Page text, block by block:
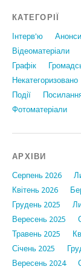
КАТЕГОРІЇ
Інтерв'ю Анонси
Відеоматеріали
Графiк
Некатегоризовано
Події
Фотоматеріали
АРХІВИ
Серпень 2026
Квітень 2026
Грудень 2025
Вересень 2025
Травень 2025
Січень 2025
Вересень 2024